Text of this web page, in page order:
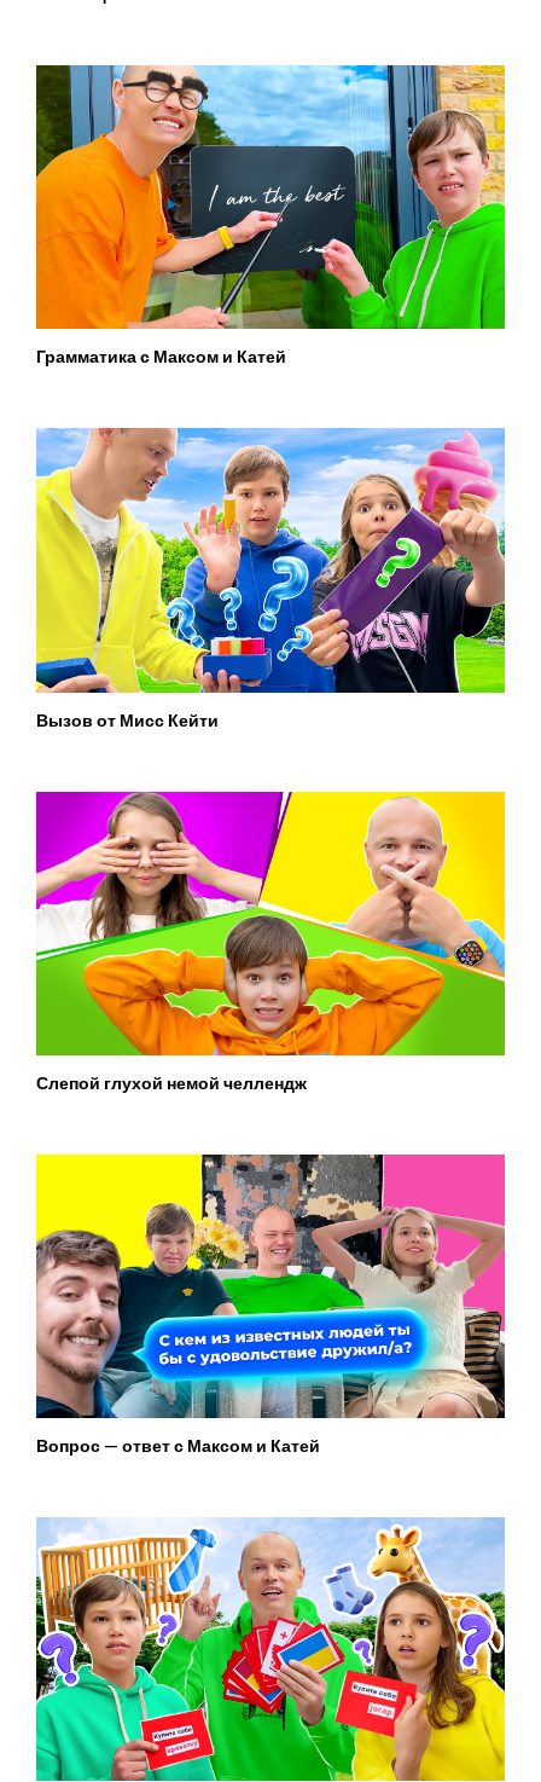
Грамматика с Максом и Катей
Вызов от Мисс Кейти
Слепой глухой немой челлендж
Вопрос — ответ с Максом и Катей